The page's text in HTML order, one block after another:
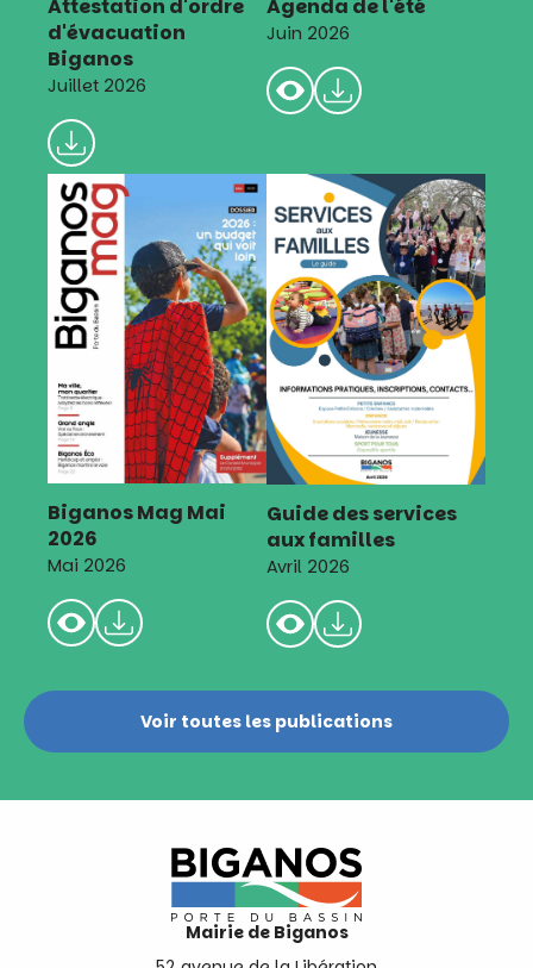
Attestation d'ordre
d'évacuation
Biganos
Juillet 2026
Agenda de l'été
Juin 2026
Biganos Mag Mai
2026
Mai 2026
Guide des services
aux familles
Avril 2026
Voir toutes les publications
Mairie de Biganos